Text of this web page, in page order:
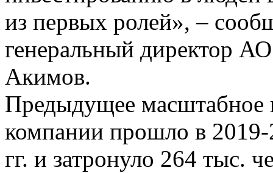
из первых ролей», –
генеральный директор
Акимов.
Предыдущее масштабное
компании прошло в
гг. и затронуло 264 тыс.